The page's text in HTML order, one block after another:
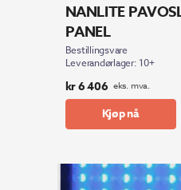
NANLITE
PANEL
Bestillingsvare
Leverandørlager: 10+
kr6 406 eks. mva.
Kjøp nå